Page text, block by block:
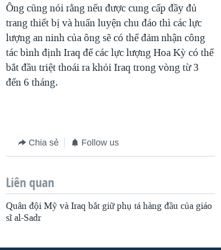
Ông cũng nói rằng nếu được cung cấp đầy đủ
trang thiết bị và huấn luyện chu đáo thì các lực
lượng an ninh của ông sẽ có thể đảm nhận công
tác bình định Iraq để các lực lượng Hoa Kỳ có thể
bắt đầu triệt thoái ra khỏi Iraq trong vòng từ 3
đến 6 tháng.
Chia sẻ Follow us
Liên quan
Quân đội Mỹ và Iraq bắt giữ phụ tá hàng đầu của giáo
sĩ al-Sadr